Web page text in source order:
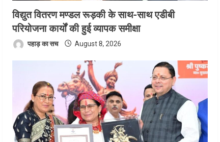
विद्युत वितरण मण्डल रूड़की के साथ-साथ एडीबी
परियोजना कार्यों की हुई व्यापक समीक्षा
पहाड़ का सच August 8, 2026